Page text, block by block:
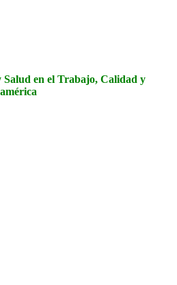
en el Trabajo, Calidad y